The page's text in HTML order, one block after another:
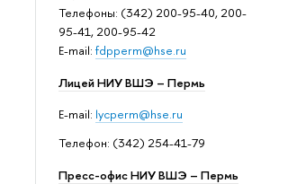
Телефоны: (342) 200-95-40, 200-
95-41, 200-95-42
E-mail: fdpperm@hse.ru
Лицей НИУ ВШЭ – Пермь
E-mail: lycperm@hse.ru
Телефон: (342) 254-41-79
Пресс-офис НИУ ВШЭ – Пермь